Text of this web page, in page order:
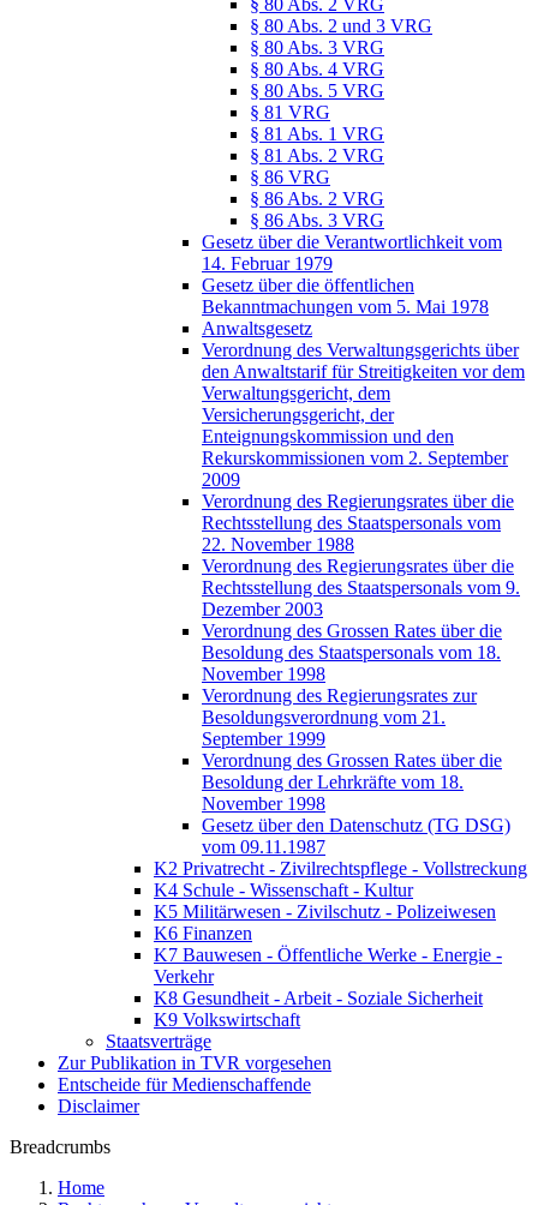
§ 80 Abs. 2 VRG
§ 80 Abs. 2 und 3 VRG
§ 80 Abs. 3 VRG
§ 80 Abs. 4 VRG
§ 80 Abs. 5 VRG
§ 81 VRG
§ 81 Abs. 1 VRG
§ 81 Abs. 2 VRG
§ 86 VRG
§ 86 Abs. 2 VRG
§ 86 Abs. 3 VRG
Gesetz über die Verantwortlichkeit vom
14. Februar 1979
Gesetz über die öffentlichen
Bekanntmachungen vom 5. Mai 1978
Anwaltsgesetz
Verordnung des Verwaltungsgerichts über
den Anwaltstarif für Streitigkeiten vor dem
Verwaltungsgericht, dem
Versicherungsgericht, der
Enteignungskommission und den
Rekurskommissionen vom 2. September
2009
Verordnung des Regierungsrates über die
Rechtsstellung des Staatspersonals vom
22. November 1988
Verordnung des Regierungsrates über die
Rechtsstellung des Staatspersonals vom 9.
Dezember 2003
Verordnung des Grossen Rates über die
Besoldung des Staatspersonals vom 18.
November 1998
Verordnung des Regierungsrates zur
Besoldungsverordnung vom 21.
September 1999
Verordnung des Grossen Rates über die
Besoldung der Lehrkräfte vom 18.
November 1998
Gesetz über den Datenschutz (TG DSG)
vom 09.11.1987
K2 Privatrecht - Zivilrechtspflege - Vollstreckung
K4 Schule - Wissenschaft - Kultur
K5 Militärwesen - Zivilschutz - Polizeiwesen
K6 Finanzen
K7 Bauwesen - Öffentliche Werke - Energie -
Verkehr
K8 Gesundheit - Arbeit - Soziale Sicherheit
K9 Volkswirtschaft
Staatsverträge
Zur Publikation in TVR vorgesehen
Entscheide für Medienschaffende
Disclaimer
Breadcrumbs
Home